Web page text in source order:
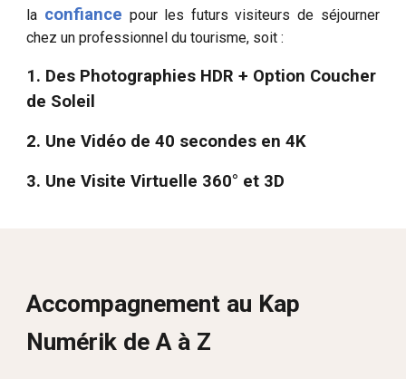
la confiance pour les futurs visiteurs de séjourner
chezun professionnel du tourisme, soit :
1. Des Photographies HDR + Option Coucher
de Soleil
2. Une Vidéo de 40 secondes en 4K
3. Une Visite Virtuelle 360° et 3D
Accompagnement au Kap
Numérik de A à Z